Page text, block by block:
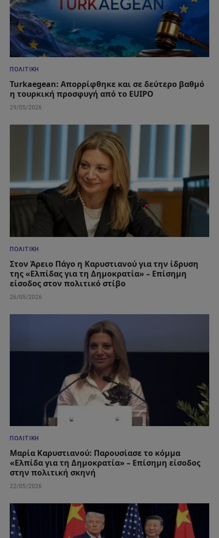
ΠΟΛΙΤΙΚΉ
Turkaegean: Απορρίφθηκε και σε δεύτερο βαθμό
η τουρκική προσφυγή από το EUIPO
29/05/2026
ΠΟΛΙΤΙΚΉ
Στον Άρειο Πάγο η Καρυστιανού για την ίδρυση
της «Ελπίδας για τη Δημοκρατία» – Επίσημη
είσοδος στον πολιτικό στίβο
26/05/2026
ΠΟΛΙΤΙΚΉ
Μαρία Καρυστιανού: Παρουσίασε το κόμμα
«Ελπίδα για τη Δημοκρατία» – Επίσημη είσοδος
στην πολιτική σκηνή
22/05/2026